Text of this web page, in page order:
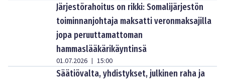
Järjestörahoitus on rikki: Somalijärjestön
toiminnanjohtaja maksatti veronmaksajilla
jopa peruuttamattoman
hammaslääkärikäyntinsä
01.07.2026 | 15:00
Säätiövalta, yhdistykset, julkinen raha ja